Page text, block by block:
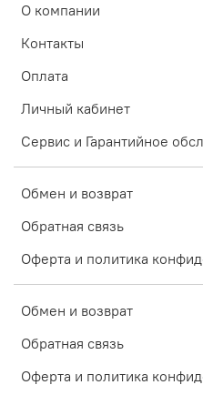
О компании
Контакты
Оплата
Личный кабинет
Сервис и Гарантийное
Обмен и возврат
Обратная связь
Оферта и политика
Обмен и возврат
Обратная связь
Оферта и политика